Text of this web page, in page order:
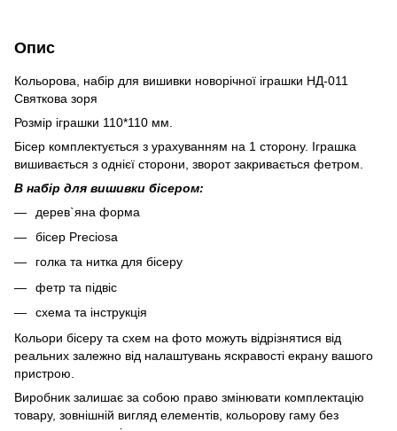
Опис
Кольорова, набір для вишивки новорічної іграшки НД-011
Святкова зоря
Розмір іграшки 110*110 мм.
Бісер комплектується з урахуванням на 1 сторону. Іграшка
вишивається з однієї сторони, зворот закривається фетром.
В набір для вишивки бісером:
дерев`яна форма
бісер Preciosa
голка та нитка для бісеру
фетр та підвіс
схема та інструкція
Кольори бісеру та схем на фото можуть відрізнятися від
реальних залежно від налаштувань яскравості екрану вашого
пристрою.
Виробник залишає за собою право змінювати комплектацію
товару, зовнішній вигляд елементів, кольорову гаму без